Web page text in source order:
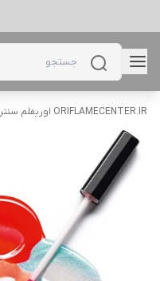
ORIFLAMECENTER.IR اوریفلم سنتر